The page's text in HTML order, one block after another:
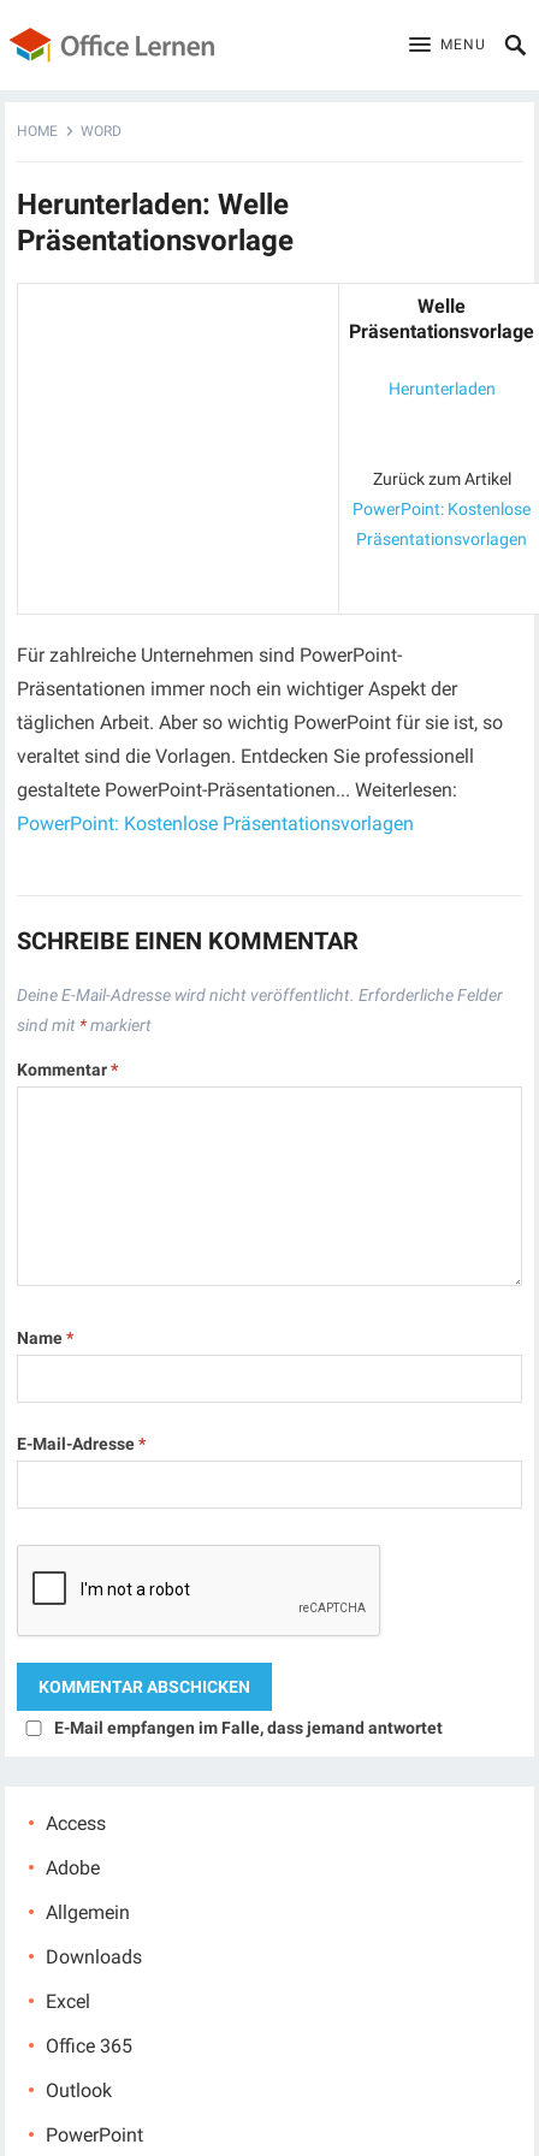
MENU
HOME WORD
Herunterladen: Welle
Präsentationsvorlage
Welle
Präsentationsvorlage
Herunterladen
Zurück zum Artikel
PowerPoint: Kostenlose
Präsentationsvorlagen
Für zahlreiche Unternehmen sind PowerPoint-
Präsentationen immer noch ein wichtiger Aspekt der
täglichen Arbeit. Aber so wichtig PowerPoint für sie ist, so
veraltet sind die Vorlagen. Entdecken Sie professionell
gestaltete PowerPoint-Präsentationen... Weiterlesen:
PowerPoint: Kostenlose Präsentationsvorlagen
SCHREIBE EINEN KOMMENTAR
Deine E-Mail-Adresse wird nicht veröffentlicht. Erforderliche Felder
sind mit *markiert
Kommentar*
Name*
E-Mail-Adresse*
E-Mail empfangen im Falle, dass jemand antwortet
Access
Adobe
Allgemein
Downloads
Excel
Office 365
Outlook
PowerPoint